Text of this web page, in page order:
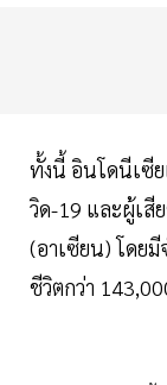
ทั้งนี้ อินโดนีเซี
วิด-19 และผู้เสี
(อาเซียน) โดย
ชีวิตกว่า